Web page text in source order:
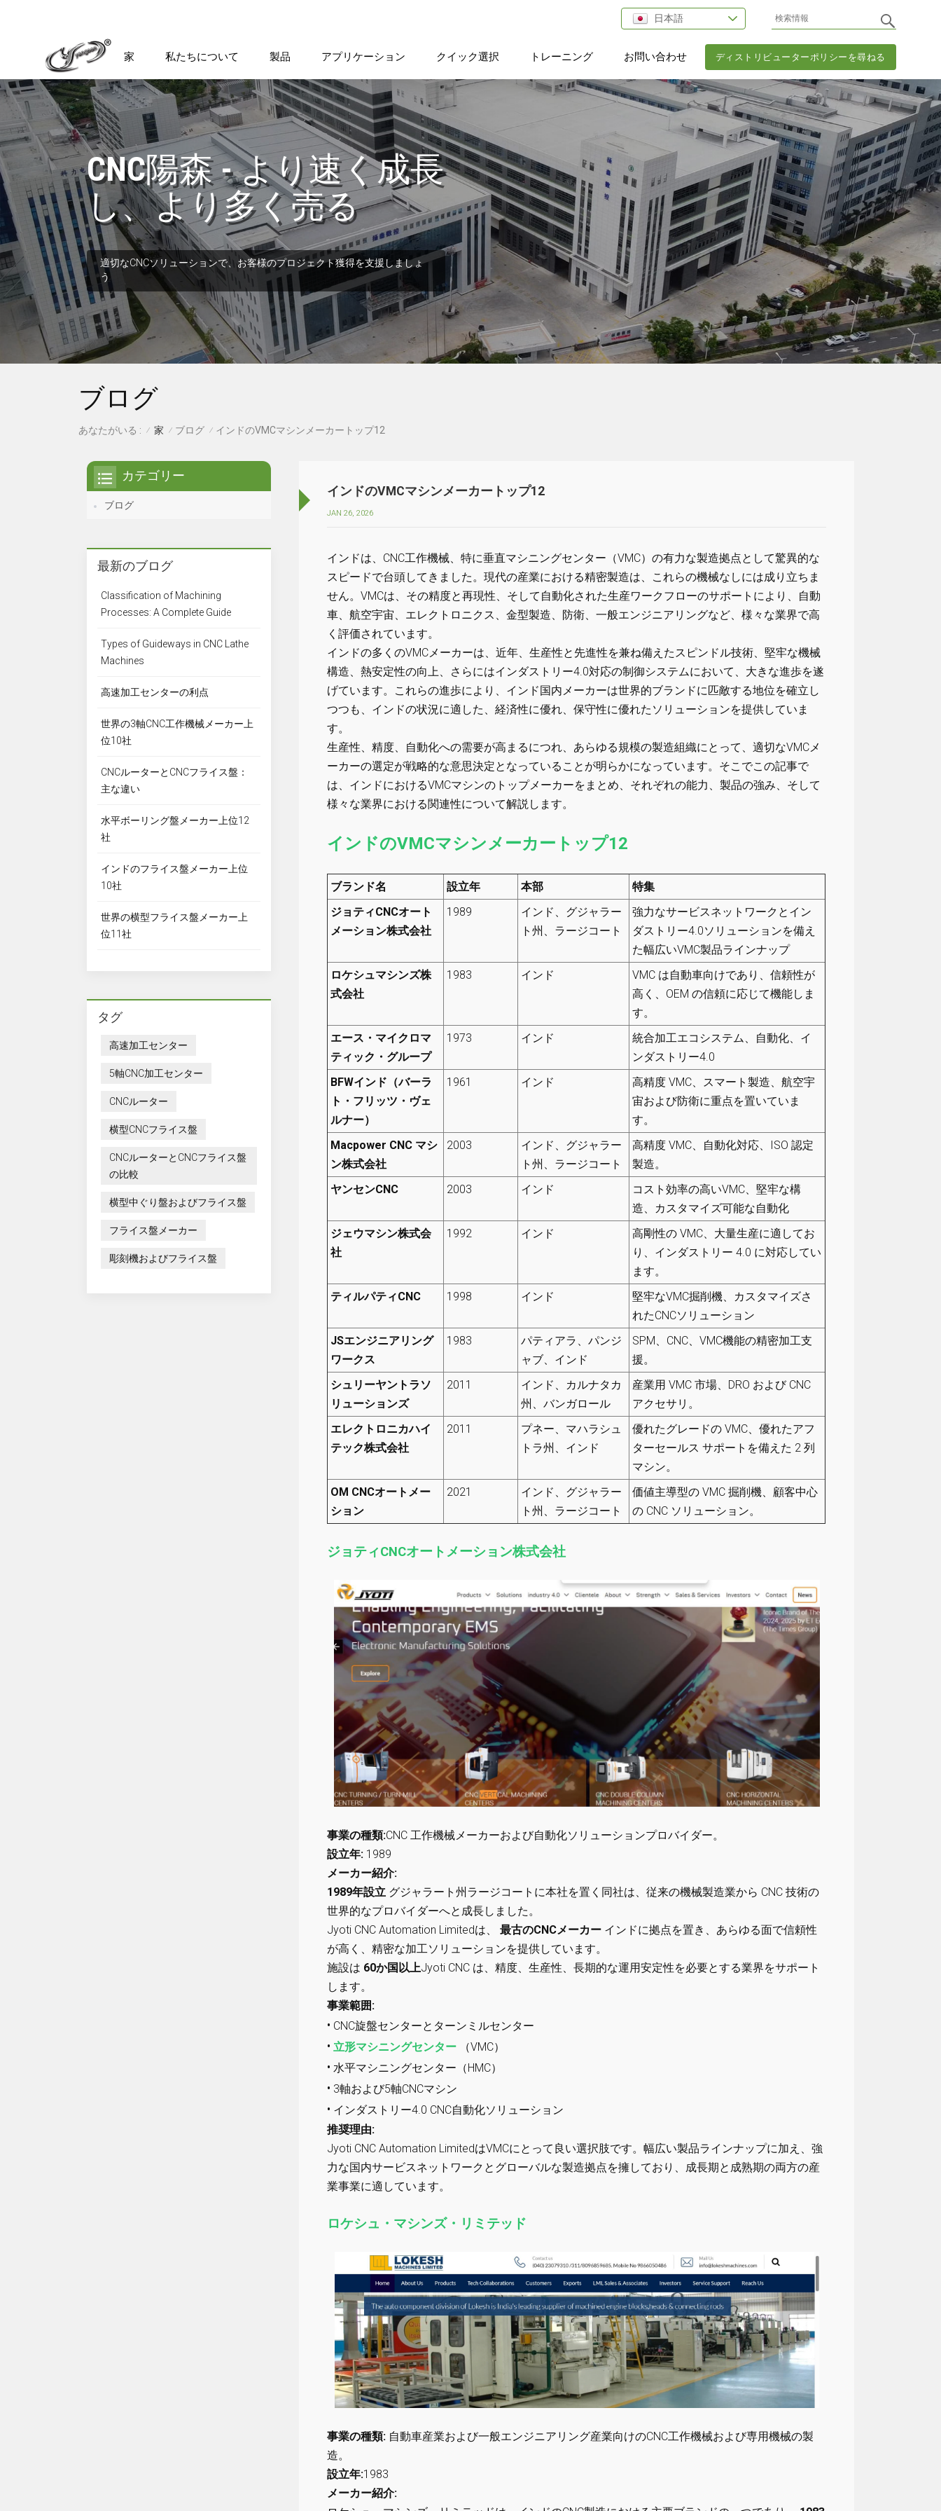
日本語
ディストリビューターポリシーを尋ねる
家 私たちについて 製品 アプリケーション クイック選択 トレーニング お問い合わせ
CNC陽森 - より速く成長
し、より多く売る
適切なCNCソリューションで、お客様のプロジェクト獲得を支援しましょ
う
ブログ
あなたがいる : / 家 / ブログ / インドのVMCマシンメーカートップ12
インドのVMCマシンメーカートップ12
JAN 26, 2026
インドは、CNC工作機械、特に垂直マシニングセンター（VMC）の有力な製造拠点として驚異的な
スピードで台頭してきました。現代の産業における精密製造は、これらの機械なしには成り立ちま
せん。VMCは、その精度と再現性、そして自動化された生産ワークフローのサポートにより、自動
車、航空宇宙、エレクトロニクス、金型製造、防衛、一般エンジニアリングなど、様々な業界で高
く評価されています。
インドの多くのVMCメーカーは、近年、生産性と先進性を兼ね備えたスピンドル技術、堅牢な機械
構造、熱安定性の向上、さらにはインダストリー4.0対応の制御システムにおいて、大きな進歩を遂
げています。これらの進歩により、インド国内メーカーは世界的ブランドに匹敵する地位を確立し
つつも、インドの状況に適した、経済性に優れ、保守性に優れたソリューションを提供していま
す。
生産性、精度、自動化への需要が高まるにつれ、あらゆる規模の製造組織にとって、適切なVMCメ
ーカーの選定が戦略的な意思決定となっていることが明らかになっています。そこでこの記事で
は、インドにおけるVMCマシンのトップメーカーをまとめ、それぞれの能力、製品の強み、そして
様々な業界における関連性について解説します。
インドのVMCマシンメーカートップ12
ブランド名 設立年 本部
特集
ジョティCNCオート
メーション株式会社
1989
インド、グジャラー
ト州、ラージコート
強力なサービスネットワークとイン
ダストリー4.0ソリューションを備え
た幅広いVMC製品ラインナップ
ロケシュマシンズ株
式会社
1983 インド
VMC は自動車向けであり、信頼性が
高く、OEM の信頼に応じて機能しま
す。
エース・マイクロマ
ティック・グループ
1973 インド
統合加工エコシステム、自動化、イ
ンダストリー4.0
BFWインド（バーラ
ト・フリッツ・ヴェ
ルナー）
1961 インド
高精度 VMC、スマート製造、航空宇
宙および防衛に重点を置いていま
す。
Macpower CNC マシ
ン株式会社
2003
インド、グジャラー
ト州、ラージコート
高精度 VMC、自動化対応、ISO 認定
製造。
ヤンセンCNC
2003 インド
コスト効率の高いVMC、堅牢な構
造、カスタマイズ可能な自動化
ジェウマシン株式会
社
1992 インド
高剛性の VMC、大量生産に適してお
り、インダストリー 4.0 に対応してい
ます。
ティルパティCNC
1998 インド
堅牢なVMC掘削機、カスタマイズさ
れたCNCソリューション
JSエンジニアリング
ワークス
1983
パティアラ、パンジ
ャブ、インド
SPM、CNC、VMC機能の精密加工支
援。
シュリーヤントラソ
リューションズ
2011
インド、カルナタカ
州、バンガロール
産業用 VMC 市場、DRO および CNC
アクセサリ。
エレクトロニカハイ
テック株式会社
2011
プネー、マハラシュ
トラ州、インド
優れたグレードの VMC、優れたアフ
ターセールス サポートを備えた 2 列
マシン。
OM CNCオートメー
ション
2021
インド、グジャラー
ト州、ラージコート
価値主導型の VMC 掘削機、顧客中心
の CNC ソリューション。
ジョティCNCオートメーション株式会社
事業の種類:CNC 工作機械メーカーおよび自動化ソリューションプロバイダー。
設立年: 1989
メーカー紹介:
1989年設立 グジャラート州ラージコートに本社を置く同社は、従来の機械製造業から CNC 技術の
世界的なプロバイダーへと成長しました。
Jyoti CNC Automation Limitedは、最古のCNCメーカー インドに拠点を置き、あらゆる面で信頼性
が高く、精密な加工ソリューションを提供しています。
施設は 60か国以上Jyoti CNC は、精度、生産性、長期的な運用安定性を必要とする業界をサポート
します。
事業範囲:
• CNC旋盤センターとターンミルセンター
• 立形マシニングセンター （VMC）
• 水平マシニングセンター（HMC）
• 3軸および5軸CNCマシン
• インダストリー4.0 CNC自動化ソリューション
推奨理由:
Jyoti CNC Automation LimitedはVMCにとって良い選択肢です。幅広い製品ラインナップに加え、強
力な国内サービスネットワークとグローバルな製造拠点を擁しており、成長期と成熟期の両方の産
業事業に適しています。
ロケシュ・マシンズ・リミテッド
事業の種類: 自動車産業および一般エンジニアリング産業向けのCNC工作機械および専用機械の製
造。
設立年:1983
メーカー紹介:
カテゴリー
ブログ
最新のブログ
Classification of Machining
Processes: A Complete Guide
Types of Guideways in CNC Lathe
Machines
高速加工センターの利点
世界の3軸CNC工作機械メーカー上
位10社
CNCルーターとCNCフライス盤：
主な違い
水平ボーリング盤メーカー上位12
社
インドのフライス盤メーカー上位
10社
世界の横型フライス盤メーカー上
位11社
タグ
高速加工センター
5軸CNC加工センター
CNCルーター
横型CNCフライス盤
CNCルーターとCNCフライス盤
の比較
横型中ぐり盤およびフライス盤
フライス盤メーカー
彫刻機およびフライス盤